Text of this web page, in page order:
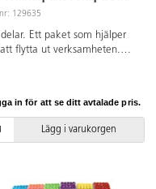
129635
Ett paket som hjälper
flytta ut verksamheten.
12 st, 47157
250 ark, 110231
24 st, 42491
46863 Färgkoppar 16 st,
in för att se ditt avtalade pris.
Lägg i varukorgen